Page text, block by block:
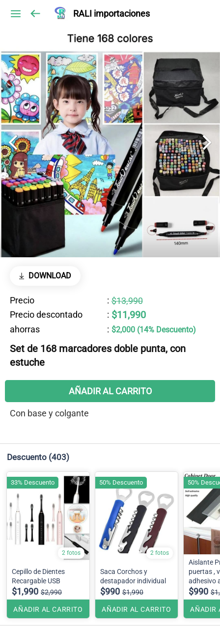
RALI importaciones
DOWNLOAD
Precio : $13,990
Precio descontado
: $11,990
ahorras : $2,000 (14% Descuento)
Set de 168 marcadores doble punta, con
estuche
AÑADIR AL CARRITO
Con base y colgante
Descuento (403)
2 fotos
Cepillo de Dientes
Recargable USB
$1,990 $2,990
AÑADIR AL CARRITO
33% Descuento
2 fotos
Saca Corchos y
destapador individual
$990 $1,990
AÑADIR AL CARRITO
50% Descuento
Aislante
puertas ,
adhesivo
$990
AÑADIR
50%